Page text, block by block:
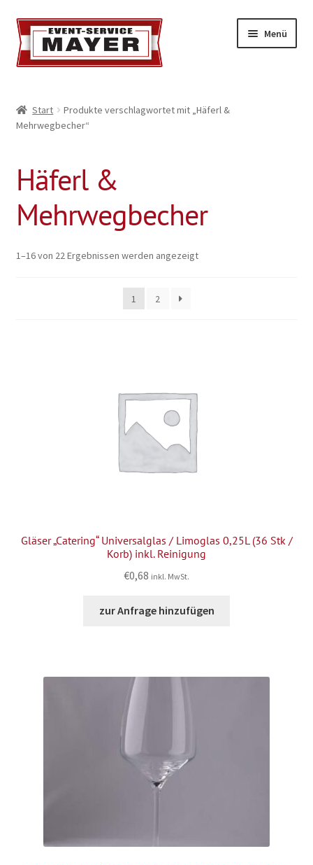
Menü
Event-Service
Impressionen
Geschäftsbedingungen
Start
Produkte verschlagwortet mit „Häferl &
Mehrwegbecher“
Häferl &
Mehrwegbecher
1–16 von 22 Ergebnissen werden angezeigt
1 2
Gläser „Catering“ Universalglas / Limoglas 0,25L (36 Stk /
Korb) inkl. Reinigung
€0,68 inkl. MwSt.
zur Anfrage hinzufügen